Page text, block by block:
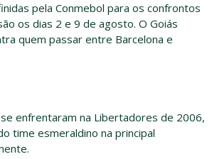
pela Conmebol para os confrontos
os dias 2 e 9 de agosto. O Goiás
quem passar entre Barcelona e
enfrentaram na Libertadores de 2006,
time esmeraldino na principal